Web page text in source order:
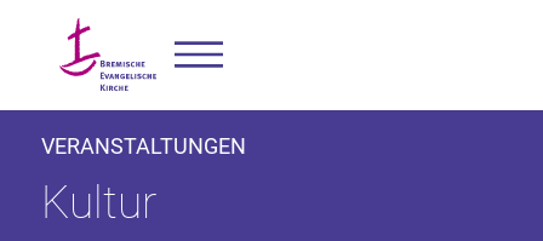
VERANSTALTUNGEN
Kultur